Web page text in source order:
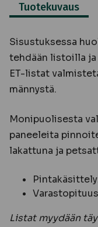
Tuotekuvaus
Sisustuksessa
tehdään listoilla ja
ET-listat
männystä.
Monipuolisesta
paneeleita
lakattuna ja
Listat myydään